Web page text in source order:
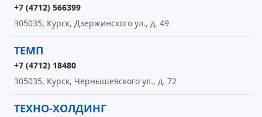
+7 (4712) 566399
305035, Курск, Дзержинского ул., д. 49
ТЕМП
+7 (4712) 18480
305035, Курск, Чернышевского ул., д. 72
ТЕХНО-ХОЛДИНГ